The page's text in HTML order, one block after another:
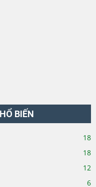
BIẾN
18
18
12
6